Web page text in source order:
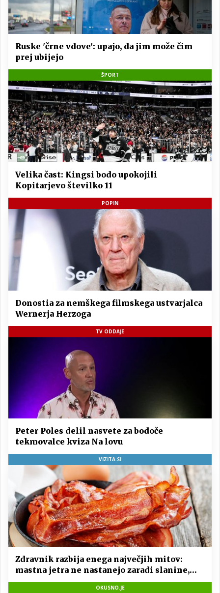
Ruske 'črne vdove': upajo, da jim može čim
prej ubijejo
ŠPORT
Velika čast: Kingsi bodo upokojili
Kopitarjevo številko 11
POPIN
Donostia za nemškega filmskega ustvarjalca
Wernerja Herzoga
TV ODDAJE
Peter Poles delil nasvete za bodoče
tekmovalce kviza Na lovu
VIZITA.SI
Zdravnik razbija enega največjih mitov:
mastna jetra ne nastanejo zaradi slanine,
temveč zaradi živila, ki ga imamo vsi radi
OKUSNO.JE